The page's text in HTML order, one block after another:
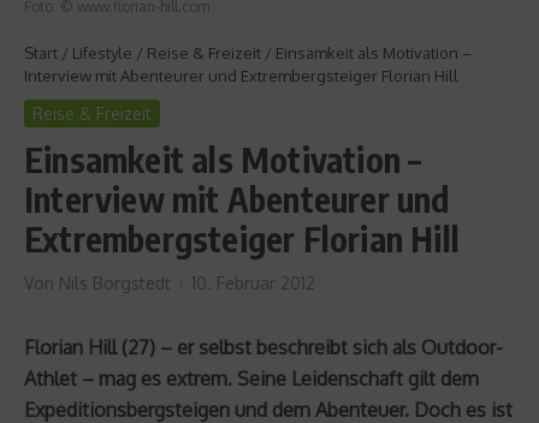
Foto: © www.florian-hill.com
Start / Lifestyle / Reise & Freizeit / Einsamkeit als Motivation –
Interview mit Abenteurer und Extrembergsteiger Florian Hill
Reise & Freizeit
Einsamkeit als Motivation –
Interview mit Abenteurer und
Extrembergsteiger Florian Hill
Von Nils Borgstedt 10. Februar 2012
Florian Hill (27) – er selbst beschreibt sich als Outdoor-
Athlet – mag es extrem. Seine Leidenschaft gilt dem
Expeditionsbergsteigen und dem Abenteuer. Doch es ist